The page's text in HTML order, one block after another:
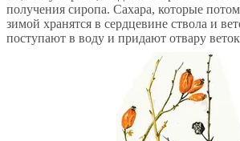
получения сиропа. Сахара, которые
зимой хранятся в сердцевине ствола и
поступают в воду и придают отвару